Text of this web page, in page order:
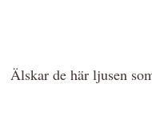
Älskar de här ljusen